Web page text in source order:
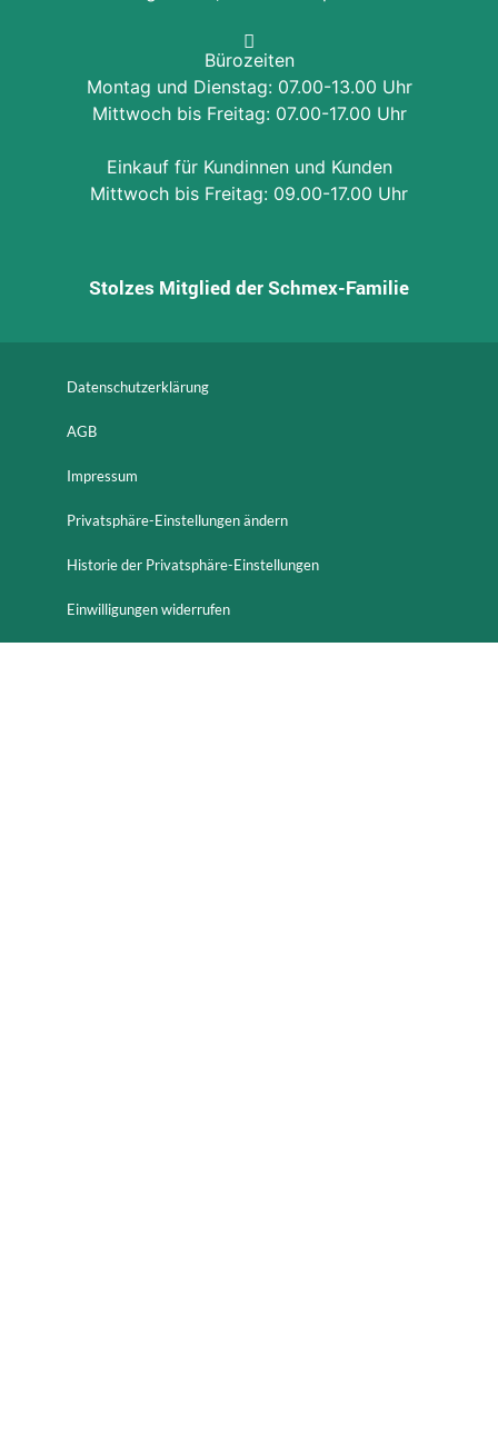
Bürozeiten
Montag und Dienstag: 07.00-13.00 Uhr
Mittwoch bis Freitag: 07.00-17.00 Uhr
Einkauf für Kundinnen und Kunden
Mittwoch bis Freitag: 09.00-17.00 Uhr
Stolzes Mitglied der Schmex-Familie
Datenschutzerklärung
AGB
Impressum
Privatsphäre-Einstellungen ändern
Historie der Privatsphäre-Einstellungen
Einwilligungen widerrufen